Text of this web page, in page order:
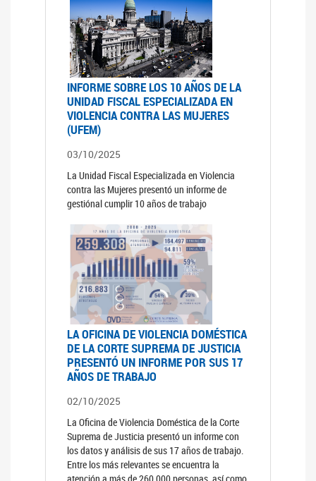
INFORME SOBRE LOS 10 AÑOS DE LA
UNIDAD FISCAL ESPECIALIZADA EN
VIOLENCIA CONTRA LAS MUJERES
(UFEM)
03/10/2025
La Unidad Fiscal Especializada en Violencia
contra las Mujeres presentó un informe de
gestiónal cumplir 10 años de trabajo
LA OFICINA DE VIOLENCIA DOMÉSTICA
DE LA CORTE SUPREMA DE JUSTICIA
PRESENTÓ UN INFORME POR SUS 17
AÑOS DE TRABAJO
02/10/2025
La Oficina de Violencia Doméstica de la Corte
Suprema de Justicia presentó un informe con
los datos y análisis de sus 17 años de trabajo.
Entre los más relevantes se encuentra la